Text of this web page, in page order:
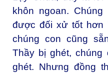
khôn ngoan.
được đối xử tốt hơn
chúng con cũng
Thầy bị ghét, chúng
ghét. Nhưng đồng